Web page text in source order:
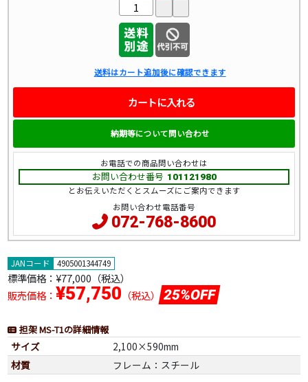
JANコード 4905001344749
標準価格： ¥77,000（税込）
販売価格： ¥57,750 （税込） 25%OFF
担架 MS-T1の詳細情報
サイズ
2,100×590mm
材質
フレーム：スチール
送料はカート追加後に確認できます
カートに入れる
納期等について問い合わせ
お電話での商品問い合わせは
お問い合わせ番号 101121980
とお伝えいただくとスムーズにご案内できます
お問い合わせ電話番号
072-768-8600